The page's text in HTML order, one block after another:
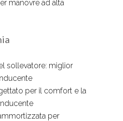
manovre ad alta
sollevatore: miglior
per il comfort e la
per